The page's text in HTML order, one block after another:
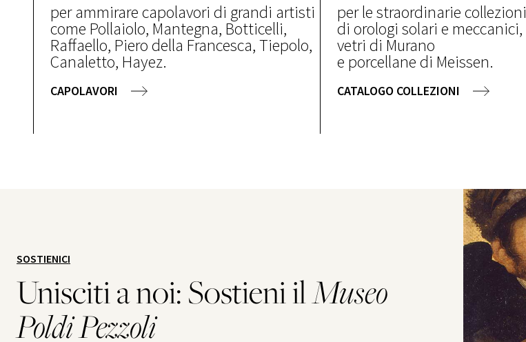
per ammirare capolavori di grandi artisti
come Pollaiolo, Mantegna, Botticelli,
Raffaello, Piero della Francesca, Tiepolo,
Canaletto, Hayez.
CAPOLAVORI
per le straordinarie collezioni
di orologi solari e meccanici,
vetri di Murano
e porcellane di Meissen.
CATALOGO COLLEZIONI
SOSTIENICI
Unisciti a noi: Sostieni ilMuseo
Poldi Pezzoli